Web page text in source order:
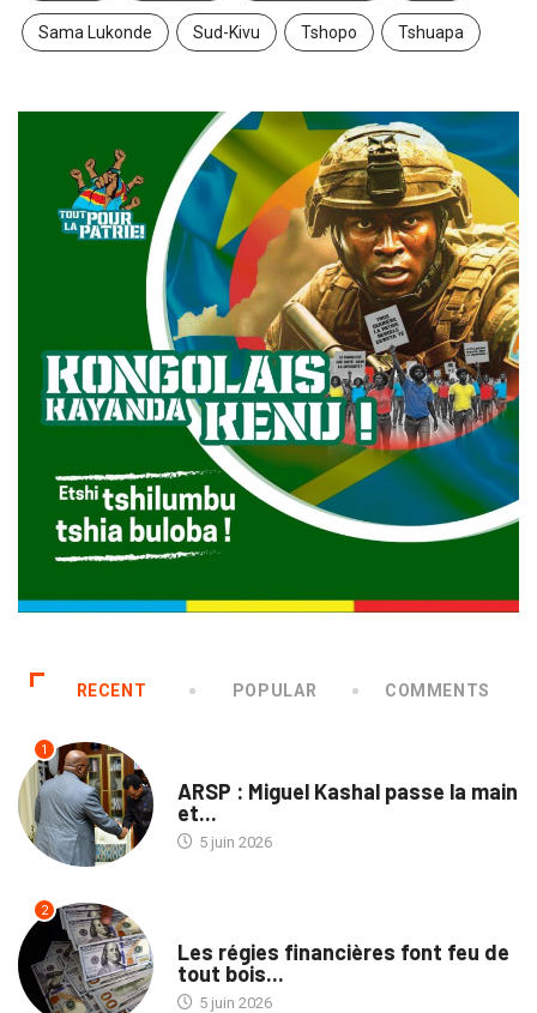
Sama Lukonde Sud-Kivu Tshopo Tshuapa
RECENT POPULAR COMMENTS
1
ARSP : Miguel Kashal passe la main
et...
5 juin 2026
2
Les régies financières font feu de
tout bois...
5 juin 2026